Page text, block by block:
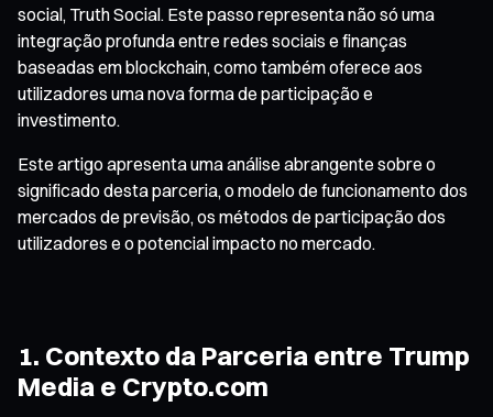
social, Truth Social. Este passo representa não só uma
integração profunda entre redes sociais e finanças
baseadas em blockchain, como também oferece aos
utilizadores uma nova forma de participação e
investimento.
Este artigo apresenta uma análise abrangente sobre o
significado desta parceria, o modelo de funcionamento dos
mercados de previsão, os métodos de participação dos
utilizadores e o potencial impacto no mercado.
1. Contexto da Parceria entre Trump
Media e Crypto.com